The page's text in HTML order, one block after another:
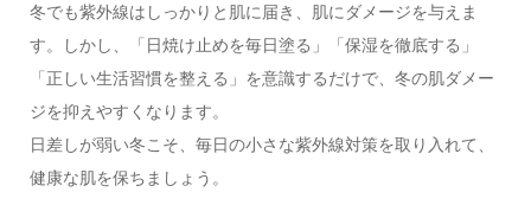
冬でも紫外線はしっかりと肌に届き、肌にダメージを与えま
す。しかし、「日焼け止めを毎日塗る」「保湿を徹底する」
「正しい生活習慣を整える」を意識するだけで、冬の肌ダメー
ジを抑えやすくなります。
日差しが弱い冬こそ、毎日の小さな紫外線対策を取り入れて、
健康な肌を保ちましょう。